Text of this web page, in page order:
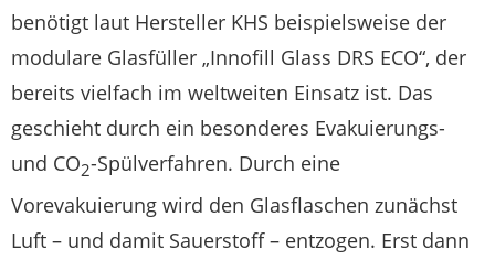
benötigt laut Hersteller KHS beispielsweise der
modulare Glasfüller „Innofill Glass DRS ECO“, der
bereits vielfach im weltweiten Einsatz ist. Das
geschieht durch ein besonderes Evakuierungs-
und CO2-Spülverfahren. Durch eine
Vorevakuierung wird den Glasflaschen zunächst
Luft – und damit Sauerstoff – entzogen. Erst dann